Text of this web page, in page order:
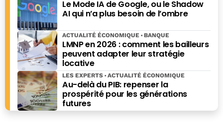
septembre 2021. Jean-Baptiste Giraud est également
l'auteur de nombreux ouvrages, dont « Dernière crise
avant l’Apocalypse », paru chez Ring en 2021, mais aussi
"Les grands esprits ont toujours tort", "Pourquoi les
rayures ont-elles des zèbres", "Pourquoi les bois ont-ils
des cerfs", "Histoires bêtes" (Editions du Moment) ou
encore du " Guide des bécébranchés" (L'Archipel).
Le Mode IA de Google, ou le Shadow
AI qui n’a plus besoin de l’ombre
LMNP en 2026 : comment les bailleurs
peuvent adapter leur stratégie
locative
ACTUALITÉ ÉCONOMIQUE BANQUE
Au-delà du PIB: repenser la
prospérité pour les générations
futures
LES EXPERTS ACTUALITÉ ÉCONOMIQUE